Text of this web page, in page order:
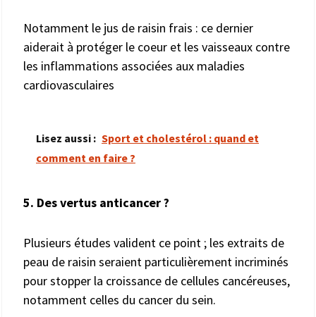
Notamment le jus de raisin frais : ce dernier
aiderait à protéger le coeur et les vaisseaux contre
les inflammations associées aux maladies
cardiovasculaires
Lisez aussi : Sport et cholestérol : quand et
comment en faire ?
5. Des vertus anticancer ?
Plusieurs études valident ce point ; les extraits de
peau de raisin seraient particulièrement incriminés
pour stopper la croissance de cellules cancéreuses,
notamment celles du cancer du sein.